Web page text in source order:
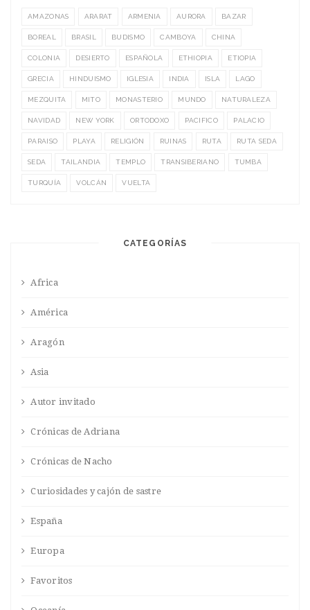
AMAZONAS ARARAT ARMENIA AURORA BAZAR
BOREAL BRASIL BUDISMO CAMBOYA CHINA
COLONIA DESIERTO ESPAÑOLA ETHIOPIA ETIOPIA
GRECIA HINDUISMO IGLESIA INDIA ISLA LAGO
MEZQUITA MITO MONASTERIO MUNDO NATURALEZA
NAVIDAD NEW YORK ORTODOXO PACIFICO PALACIO
PARAISO PLAYA RELIGIÓN RUINAS RUTA RUTA SEDA
SEDA TAILANDIA TEMPLO TRANSIBERIANO TUMBA
TURQUÍA VOLCÁN VUELTA
CATEGORÍAS
Africa
América
Aragón
Asia
Autor invitado
Crónicas de Adriana
Crónicas de Nacho
Curiosidades y cajón de sastre
España
Europa
Favoritos